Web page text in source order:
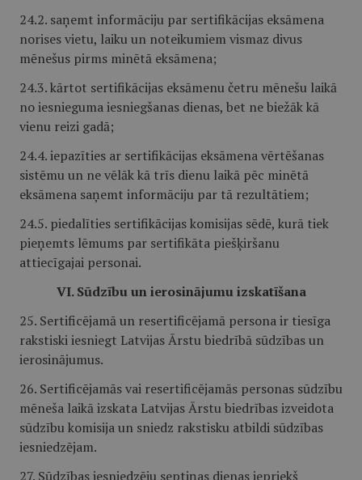
24.2. saņemt informāciju par sertifikācijas eksāmena
norises vietu, laiku un noteikumiem vismaz divus
mēnešus pirms minētā eksāmena;
24.3. kārtot sertifikācijas eksāmenu četru mēnešu laikā
no iesnieguma iesniegšanas dienas, bet ne biežāk kā
vienu reizi gadā;
24.4. iepazīties ar sertifikācijas eksāmena vērtēšanas
sistēmu un ne vēlāk kā trīs dienu laikā pēc minētā
eksāmena saņemt informāciju par tā rezultātiem;
24.5. piedalīties sertifikācijas komisijas sēdē, kurā tiek
pieņemts lēmums par sertifikāta piešķiršanu
attiecīgajai personai.
VI. Sūdzību un ierosinājumu izskatīšana
25. Sertificējamā un resertificējamā persona ir tiesīga
rakstiski iesniegt Latvijas Ārstu biedrībā sūdzības un
ierosinājumus.
26. Sertificējamās vai resertificējamās personas sūdzību
mēneša laikā izskata Latvijas Ārstu biedrības izveidota
sūdzību komisija un sniedz rakstisku atbildi sūdzības
iesniedzējam.
27. Sūdzības iesniedzēju septiņas dienas iepriekš